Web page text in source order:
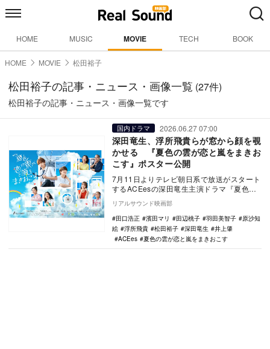
HOME MUSIC MOVIE TECH BOOK
HOME MOVIE 松田裕子
松田裕子の記事・ニュース・画像一覧 (27件)
松田裕子の記事・ニュース・画像一覧です
国内ドラマ 2026.06.27 07:00
深田竜生、浮所飛貴らが窓から顔を覗
かせる 『夏色の雲が恋と嵐をまきお
こす』ポスター公開
7月11日よりテレビ朝日系で放送がスタート
するACEesの深田竜生主演ドラマ『夏色の
雲が恋と嵐をまきおこす』のポスタービジ
ュアル…
リアルサウンド映画部
田口浩正
濱田マリ 田辺桃子 羽田美智子
原沙知
絵
浮所飛貴 松田裕子 深田竜生
井上肇
ACEes
夏色の雲が恋と嵐をまきおこす